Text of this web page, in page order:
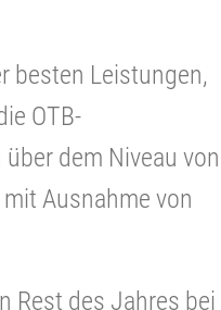
besten Leistungen,
OTB-
dem Niveau von
Ausnahme von
Rest des Jahres bei